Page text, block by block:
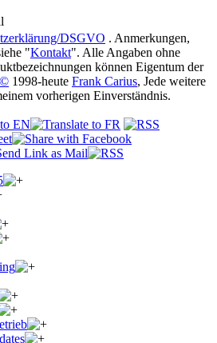
DSGVO . Anmerkungen,
"Kontakt". Alle Angaben ohne
können Eigentum der
© 1998-heute Frank Carius, Jede weitere
vorherigen Einverständnis.